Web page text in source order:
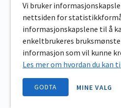
Vi bruker
nettsiden for
informasjonskapslene til å
enkeltbrukeres
informasjon som vil kunne
Les mer om hvordan du kan
GODTA MINE VALG